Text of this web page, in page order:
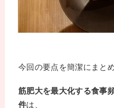
今回の要点を簡潔にまと
筋肥大を最大化する食事
件は、